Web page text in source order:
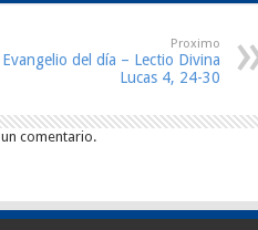
Proximo
Evangelio del día – Lectio Divina
Lucas 4, 24-30
comentario.